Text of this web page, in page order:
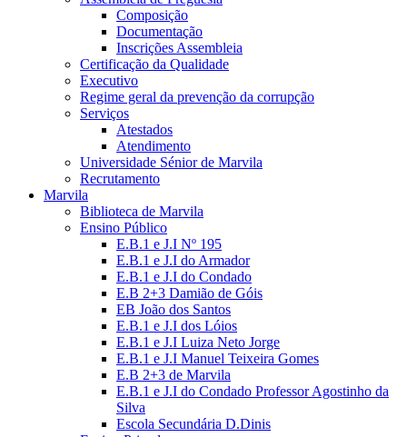
Composição
Documentação
Inscrições Assembleia
Certificação da Qualidade
Executivo
Regime geral da prevenção da corrupção
Serviços
Atestados
Atendimento
Universidade Sénior de Marvila
Recrutamento
Marvila
Biblioteca de Marvila
Ensino Público
E.B.1 e J.I Nº 195
E.B.1 e J.I do Armador
E.B.1 e J.I do Condado
E.B 2+3 Damião de Góis
EB João dos Santos
E.B.1 e J.I dos Lóios
E.B.1 e J.I Luiza Neto Jorge
E.B.1 e J.I Manuel Teixeira Gomes
E.B 2+3 de Marvila
E.B.1 e J.I do Condado Professor Agostinho da
Silva
Escola Secundária D.Dinis